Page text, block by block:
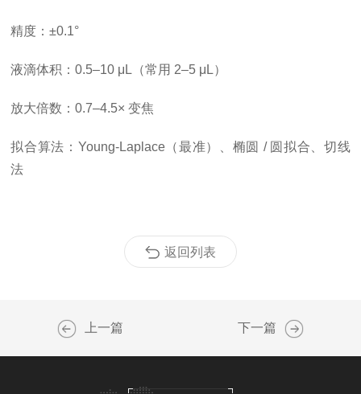
精度 ：±0.1°
液滴体积 ：0.5–10 μL（常用 2–5 μL）
放大倍数 ：0.7–4.5× 变焦
拟合算法 ：Young-Laplace（最准）、椭圆 / 圆拟合、切线
法
返回列表
上一篇 下一篇